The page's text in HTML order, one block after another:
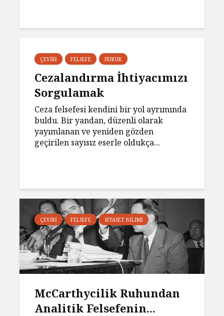
ÇEVIRI FELSEFE HUKUK
Cezalandırma İhtiyacımızı
Sorgulamak
Ceza felsefesi kendini bir yol ayrımında
buldu. Bir yandan, düzenli olarak
yayımlanan ve yeniden gözden
geçirilen sayısız eserle oldukça...
ÇEVIRI FELSEFE SIYASET BILIMI
McCarthycilik Ruhundan
Analitik Felsefenin...